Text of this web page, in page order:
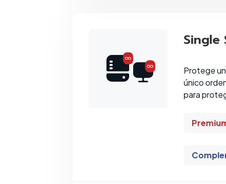
Single
Protege
único
para